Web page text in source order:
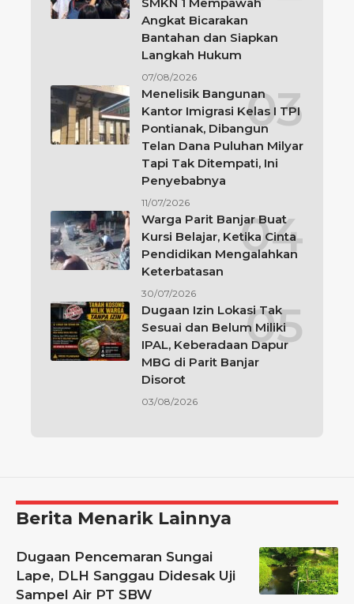
Angkat Bicarakan
Bantahan dan Siapkan
Langkah Hukum
07/08/2026
Menelisik Bangunan
Kantor Imigrasi Kelas I TPI
Pontianak, Dibangun
Telan Dana Puluhan Milyar
Tapi Tak Ditempati, Ini
Penyebabnya
11/07/2026
Warga Parit Banjar Buat
Kursi Belajar, Ketika Cinta
Pendidikan Mengalahkan
Keterbatasan
30/07/2026
Dugaan Izin Lokasi Tak
Sesuai dan Belum Miliki
IPAL, Keberadaan Dapur
MBG di Parit Banjar
Disorot
03/08/2026
Berita Menarik Lainnya
Dugaan Pencemaran Sungai
Lape, DLH Sanggau Didesak Uji
Sampel Air PT SBW